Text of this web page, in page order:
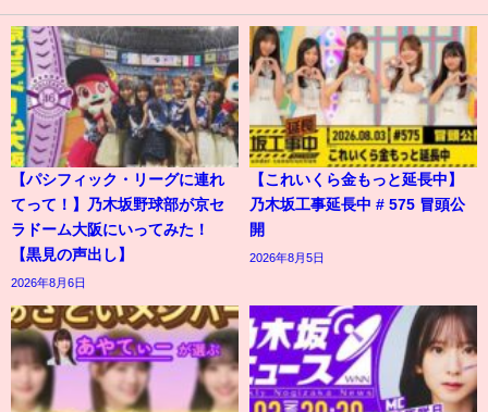
【パシフィック・リーグに連れ
てって！】乃木坂野球部が京セ
ラドーム大阪にいってみた！
【黒見の声出し】
2026年8月6日
【これいくら金もっと延長中】
乃木坂工事延長中 # 575 冒頭公
開
2026年8月5日